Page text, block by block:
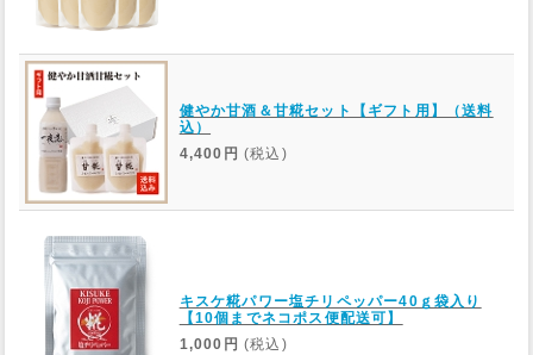
健やか甘酒＆甘糀セット【ギフト用】（送料
込）
4,400円 (税込)
キスケ糀パワー塩チリペッパー40ｇ袋入り
【10個までネコポス便配送可】
1,000円 (税込)